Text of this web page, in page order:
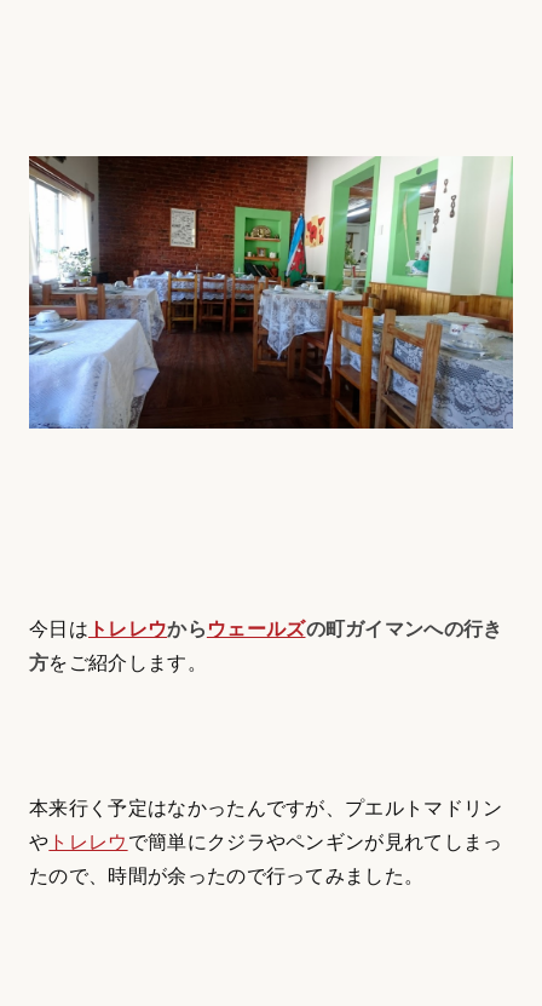
今日は トレレウから ウェールズの町ガイマンへの行き
方をご紹介します。
本来行く予定はなかったんですが、プエルトマドリン
や トレレウ で簡単にクジラやペンギンが見れてしまっ
たので、時間が余ったので行ってみました。